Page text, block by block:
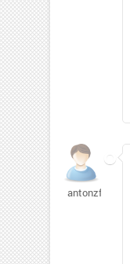
antonzf537